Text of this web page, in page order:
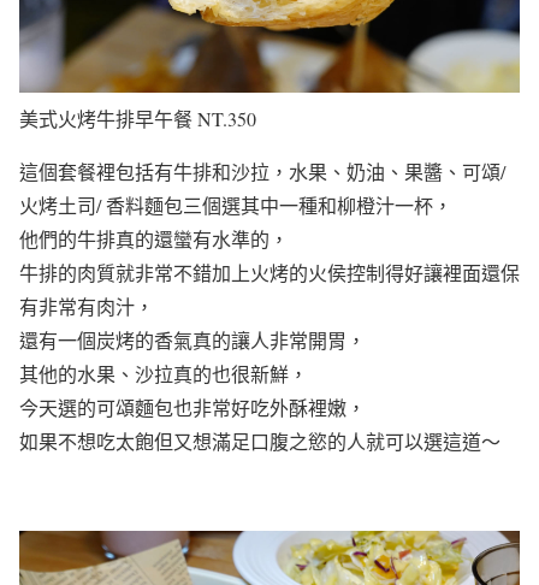
美式火烤牛排早午餐 NT.350
這個套餐裡包括有牛排和沙拉，水果、奶油、果醬、可頌/
火烤土司/ 香料麵包三個選其中一種和柳橙汁一杯，
他們的牛排真的還蠻有水準的，
牛排的肉質就非常不錯加上火烤的火侯控制得好讓裡面還保
有非常有肉汁，
還有一個炭烤的香氣真的讓人非常開胃，
其他的水果、沙拉真的也很新鮮，
今天選的可頌麵包也非常好吃外酥裡嫩，
如果不想吃太飽但又想滿足口腹之慾的人就可以選這道～